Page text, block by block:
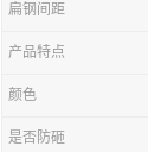
扁钢间距
产品特点
颜色
是否防砸